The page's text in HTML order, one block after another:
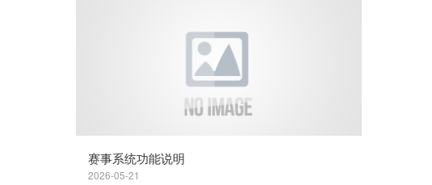
赛事系统功能说明
2026-05-21